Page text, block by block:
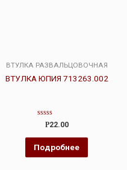
ВТУЛКА РАЗВАЛЬЦОВОЧНАЯ
ВТУЛКА ЮПИЯ 713263.002
Оценка
из
Р22.00
Подробнее